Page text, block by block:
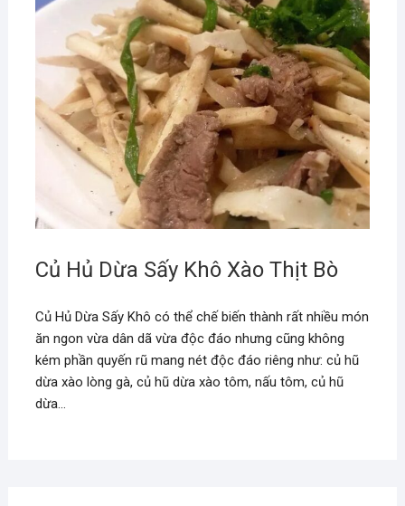
Củ Hủ Dừa Sấy Khô Xào Thịt Bò
Củ Hủ Dừa Sấy Khô có thể chế biến thành rất nhiều món
ăn ngon vừa dân dã vừa độc đáo nhưng cũng không
kém phần quyến rũ mang nét độc đáo riêng như: củ hũ
dừa xào lòng gà, củ hũ dừa xào tôm, nấu tôm, củ hũ
dừa…